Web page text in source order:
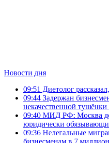
Новости дня
09:51 Диетолог
09:44 Задержан
некачественной
09:40 МИД РФ: Москва
юридически
09:36 Нелегальные
бизнесменам в 7